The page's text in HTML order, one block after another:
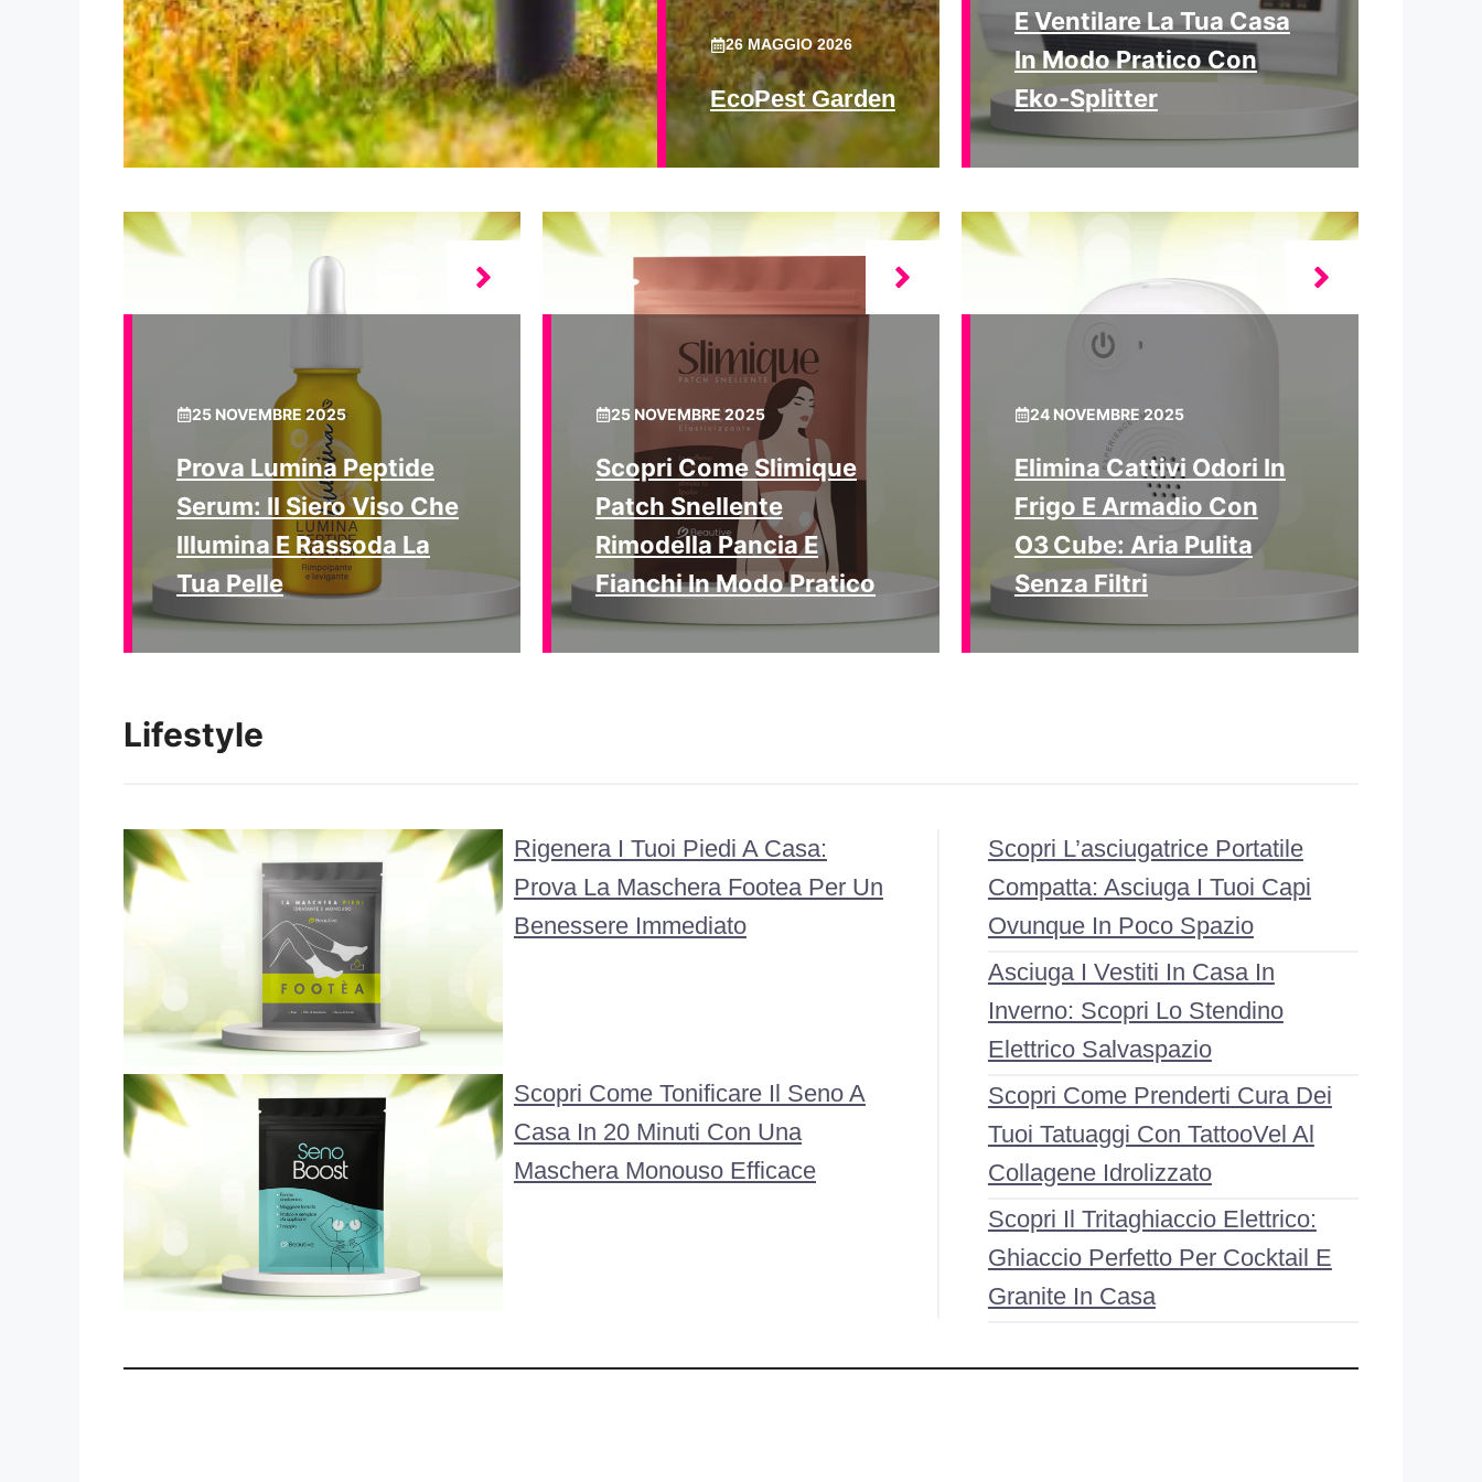
26 MAGGIO 2026
EcoPest Garden
E Ventilare La Tua Casa
In Modo Pratico Con
Eko‑Splitter
25 NOVEMBRE 2025
Prova Lumina Peptide
Serum: Il Siero Viso Che
Illumina E Rassoda La
Tua Pelle
25 NOVEMBRE 2025
Scopri Come Slimique
Patch Snellente
Rimodella Pancia E
Fianchi In Modo Pratico
24 NOVEMBRE 2025
Elimina Cattivi Odori In
Frigo E Armadio Con
O3 Cube: Aria Pulita
Senza Filtri
Lifestyle
Rigenera I Tuoi Piedi A Casa:
Prova La Maschera Footea Per Un
Benessere Immediato
Scopri Come Tonificare Il Seno A
Casa In 20 Minuti Con Una
Maschera Monouso Efficace
Scopri L’asciugatrice Portatile
Compatta: Asciuga I Tuoi Capi
Ovunque In Poco Spazio
Asciuga I Vestiti In Casa In
Inverno: Scopri Lo Stendino
Elettrico Salvaspazio
Scopri Come Prenderti Cura Dei
Tuoi Tatuaggi Con TattooVel Al
Collagene Idrolizzato
Scopri Il Tritaghiaccio Elettrico:
Ghiaccio Perfetto Per Cocktail E
Granite In Casa